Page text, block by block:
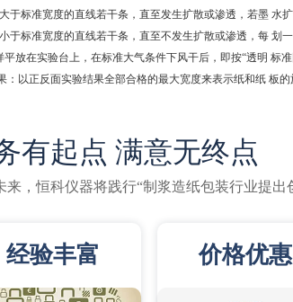
于标准宽度的直线若干条，直至发生扩散或渗透，若墨 水
于标准宽度的直线若干条，直至不发生扩散或渗透，每 划
平放在实验台上，在标准大气条件下风干后，即按“透明 标
：以正反面实验结果全部合格的最大宽度来表示纸和纸 板的
有起点 满意无终点
来，恒科仪器将践行“制浆造纸包装行业提出
经验丰富 价格优惠